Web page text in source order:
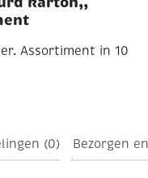
Assortiment in 10
(0) Bezorgen